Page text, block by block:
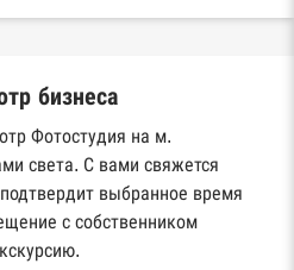
Федеральной
контрактов
дел Высшего
бизнеса
Фотостудия на м.
света. С вами свяжется
выбранное время
с собственником